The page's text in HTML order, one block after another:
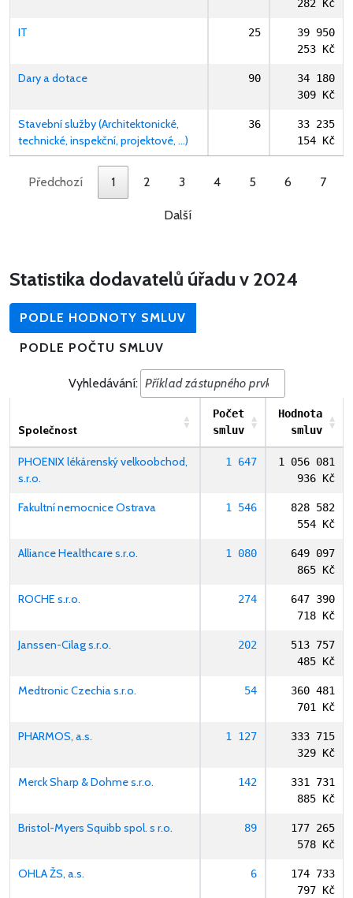
282 Kč
IT 25
39 950
253 Kč
Dary a dotace 90
34 180
309 Kč
Stavební služby (Architektonické,
technické, inspekční, projektové, …)
36
33 235
154 Kč
Předchozí 1 2 3 4 5 6 7
Další
Statistika dodavatelů úřadu v 2024
PODLE HODNOTY SMLUV
PODLE POČTU SMLUV
Vyhledávání:
Společnost
Počet
smluv
Hodnota
smluv
PHOENIX lékárenský velkoobchod,
s.r.o.
1 647
1 056 081
936 Kč
Fakultní nemocnice Ostrava 1 546
828 582
554 Kč
Alliance Healthcare s.r.o. 1 080
649 097
865 Kč
ROCHE s.r.o. 274
647 390
718 Kč
Janssen-Cilag s.r.o. 202
513 757
485 Kč
Medtronic Czechia s.r.o. 54
360 481
701 Kč
PHARMOS, a.s. 1 127
333 715
329 Kč
Merck Sharp & Dohme s.r.o. 142
331 731
885 Kč
Bristol-Myers Squibb spol. s r.o. 89
177 265
578 Kč
OHLA ŽS, a.s. 6
174 733
797 Kč